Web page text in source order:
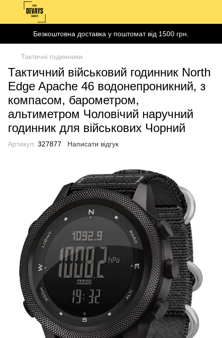
Безкоштовна доставка у поштомат від 1500 грн.
Тактичні годинники
Тактичний військовий годинник North
Edge Apache 46 водонепроникний, з
компасом, барометром,
альтиметром Чоловічий наручний
годинник для військових Чорний
Артикул: 327877 Написати відгук